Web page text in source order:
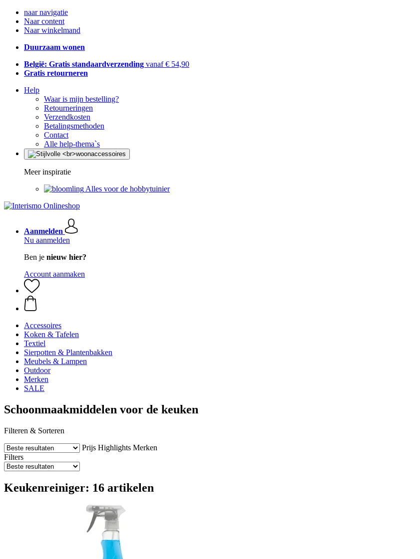
naar navigatie
Naar content
Naar winkelmand
Duurzaam wonen
België: Gratis standaardverzending vanaf € 54,90
Gratis retourneren
Help
Waar is mijn bestelling?
Retourneringen
Verzendkosten
Betalingsmethoden
Contact
Alle help-thema`s
Meer inspiratie
Alles voor de hobbytuinier
Aanmelden
Nu aanmelden
Ben je nieuw hier?
Account aanmaken
Accessoires
Koken & Tafelen
Textiel
Sierpotten & Plantenbakken
Meubels & Lampen
Outdoor
Merken
SALE
Schoonmaakmiddelen voor de keuken
Filteren & Sorteren
Prijs Highlights Merken
Filters
Keukenreiniger: 16 artikelen